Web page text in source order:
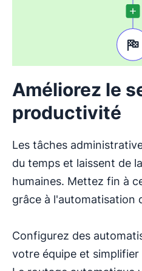
garder le matériel de formation
accessible pour les nouveaux
Améliorez le
productivité
Les tâches
du temps et laissent de
humaines. Mettez fin à
grâce à l'automatisation
Configurez des
votre équipe et simplifier